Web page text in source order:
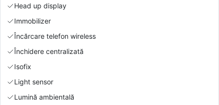
Head up display
Immobilizer
Încărcare telefon wireless
Închidere centralizată
Isofix
Light sensor
Lumină ambientală